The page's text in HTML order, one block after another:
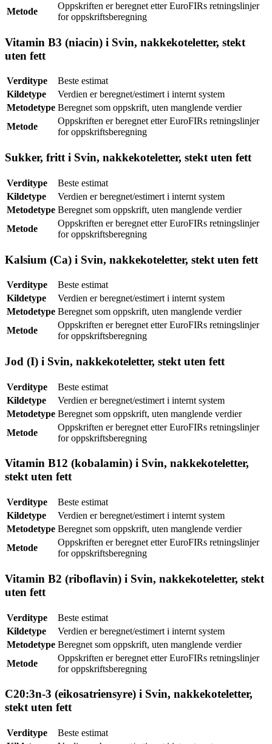
Metode
Oppskriften er beregnet etter EuroFIRs retningslinjer
for oppskriftsberegning
Vitamin B3 (niacin) i Svin, nakkekoteletter, stekt
uten fett
Verditype
Beste estimat
Kildetype
Verdien er beregnet/estimert i internt system
Metodetype Beregnet som oppskrift, uten manglende verdier
Metode
Oppskriften er beregnet etter EuroFIRs retningslinjer
for oppskriftsberegning
Sukker, fritt i Svin, nakkekoteletter, stekt uten fett
Verditype
Beste estimat
Kildetype
Verdien er beregnet/estimert i internt system
Metodetype Beregnet som oppskrift, uten manglende verdier
Metode
Oppskriften er beregnet etter EuroFIRs retningslinjer
for oppskriftsberegning
Kalsium (Ca) i Svin, nakkekoteletter, stekt uten fett
Verditype
Beste estimat
Kildetype
Verdien er beregnet/estimert i internt system
Metodetype Beregnet som oppskrift, uten manglende verdier
Metode
Oppskriften er beregnet etter EuroFIRs retningslinjer
for oppskriftsberegning
Jod (I) i Svin, nakkekoteletter, stekt uten fett
Verditype
Beste estimat
Kildetype
Verdien er beregnet/estimert i internt system
Metodetype Beregnet som oppskrift, uten manglende verdier
Metode
Oppskriften er beregnet etter EuroFIRs retningslinjer
for oppskriftsberegning
Vitamin B12 (kobalamin) i Svin, nakkekoteletter,
stekt uten fett
Verditype
Beste estimat
Kildetype
Verdien er beregnet/estimert i internt system
Metodetype Beregnet som oppskrift, uten manglende verdier
Metode
Oppskriften er beregnet etter EuroFIRs retningslinjer
for oppskriftsberegning
Vitamin B2 (riboflavin) i Svin, nakkekoteletter, stekt
uten fett
Verditype
Beste estimat
Kildetype
Verdien er beregnet/estimert i internt system
Metodetype Beregnet som oppskrift, uten manglende verdier
Metode
Oppskriften er beregnet etter EuroFIRs retningslinjer
for oppskriftsberegning
C20:3n-3 (eikosatriensyre) i Svin, nakkekoteletter,
stekt uten fett
Verditype
Beste estimat